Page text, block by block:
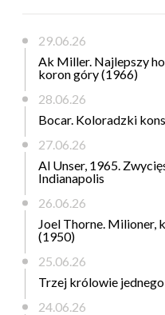
29.06.26
Ak Miller. Najlepszy
koron góry (1966)
28.06.26
Bocar. Koloradzki
27.06.26
Al Unser, 1965.
Indianapolis
26.06.26
Joel Thorne. Milioner,
(1950)
25.06.26
Trzej królowie
24.06.26